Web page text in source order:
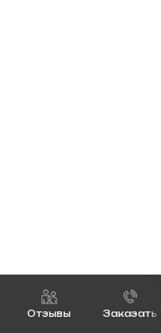
Отзывы Заказать